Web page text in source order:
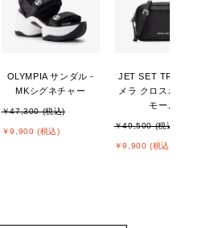
OLYMPIA サンダル -
MKシグネチャー
￥47,300 (税込)
￥9,900 (税込)
JET SET TRAVEL カ
メラ クロスボディ ス
モール
￥49,500 (税込)
￥9,900 (税込)